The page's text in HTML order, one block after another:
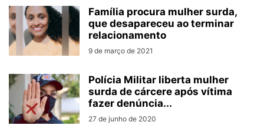
Família procura mulher surda,
que desapareceu ao terminar
relacionamento
9 de março de 2021
Polícia Militar liberta mulher
surda de cárcere após vítima
fazer denúncia...
27 de junho de 2020